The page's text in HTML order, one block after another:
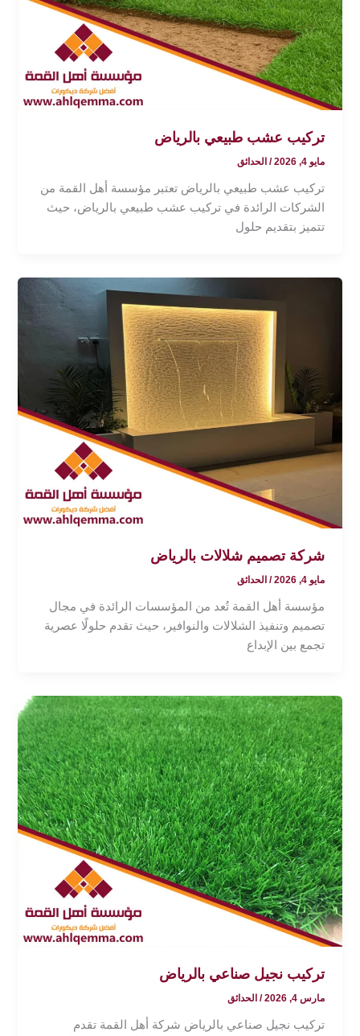
تركيب عشب طبيعي بالرياض
مايو 4, 2026 / الحدائق
تركيب عشب طبيعي بالرياض تعتبر مؤسسة أهل القمة من
الشركات الرائدة في تركيب عشب طبيعي بالرياض، حيث
تتميز بتقديم حلول
شركة تصميم شلالات بالرياض
مايو 4, 2026 / الحدائق
مؤسسة أهل القمة تُعد من المؤسسات الرائدة في مجال
تصميم وتنفيذ الشلالات والنوافير، حيث تقدم حلولًا عصرية
تجمع بين الإبداع
تركيب نجيل صناعي بالرياض
مارس 4, 2026 / الحدائق
تركيب نجيل صناعي بالرياض شركة أهل القمة تقدم